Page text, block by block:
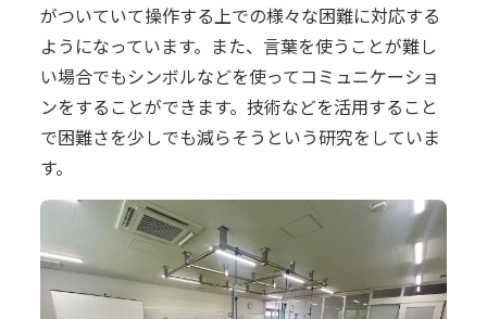
がついていて操作する上での様々な困難に対応する
ようになっています。また、言葉を使うことが難し
い場合でもシンボルなどを使ってコミュニケーショ
ンをすることができます。技術などを活用すること
で困難さを少しでも減らそうという研究をしていま
す。